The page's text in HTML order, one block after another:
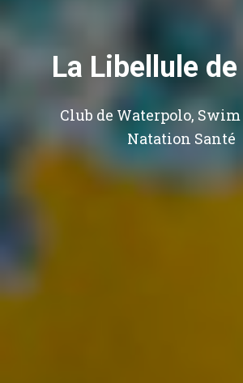
La Libellule
Club de Waterpolo, Swim
Natation Santé